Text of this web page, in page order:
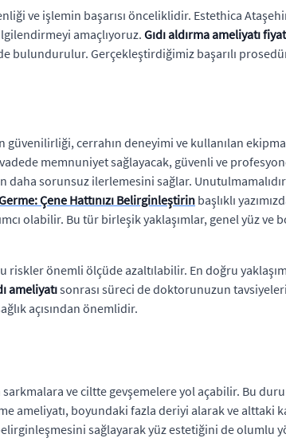
ve işlemin başarısı önceliklidir. Estethica
amaçlıyoruz. Gıdı aldırma ameliyatı
bulundurulur. Gerçekleştirdiğimiz başarılı
güvenilirliği, cerrahın deneyimi ve kullanılan
memnuniyet sağlayacak, güvenli ve
sorunsuz ilerlemesini sağlar. Unutulmamalıdır
Çene Hattınızı Belirginleştirinbaşlıklı
olabilir. Bu tür birleşik yaklaşımlar, genel yüz ve
önemli ölçüde azaltılabilir. En doğru
ameliyatısonrası süreci de doktorunuzun
açısından önemlidir.
ve ciltte gevşemelere yol açabilir. Bu
ameliyatı, boyundaki fazla deriyi alarak ve alttaki
sağlayarak yüz estetiğini de olumlu